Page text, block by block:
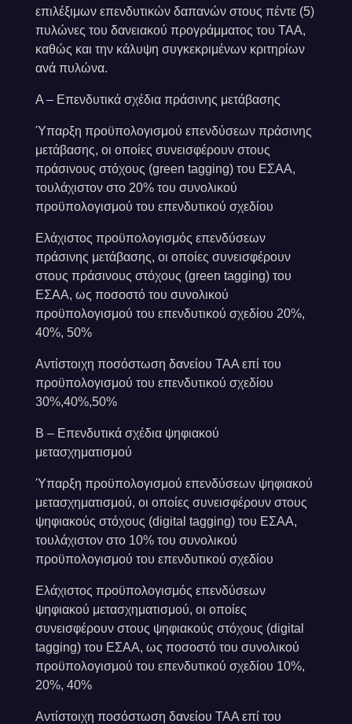
επιλέξιμων επενδυτικών δαπανών στους πέντε (5)
πυλώνες του δανειακού προγράμματος του ΤΑΑ,
καθώς και την κάλυψη συγκεκριμένων κριτηρίων
ανά πυλώνα.
Α – Επενδυτικά σχέδια πράσινης μετάβασης
Ύπαρξη προϋπολογισμού επενδύσεων πράσινης
μετάβασης, οι οποίες συνεισφέρουν στους
πράσινους στόχους (green tagging) του ΕΣΑΑ,
τουλάχιστον στο 20% του συνολικού
προϋπολογισμού του επενδυτικού σχεδίου
Ελάχιστος προϋπολογισμός επενδύσεων
πράσινης μετάβασης, οι οποίες συνεισφέρουν
στους πράσινους στόχους (green tagging) του
ΕΣΑΑ, ως ποσοστό του συνολικού
προϋπολογισμού του επενδυτικού σχεδίου 20%,
40%, 50%
Αντίστοιχη ποσόστωση δανείου ΤΑΑ επί του
προϋπολογισμού του επενδυτικού σχεδίου
30%,40%,50%
Β – Επενδυτικά σχέδια ψηφιακού
μετασχηματισμού
Ύπαρξη προϋπολογισμού επενδύσεων ψηφιακού
μετασχηματισμού, οι οποίες συνεισφέρουν στους
ψηφιακούς στόχους (digital tagging) του ΕΣΑΑ,
τουλάχιστον στο 10% του συνολικού
προϋπολογισμού του επενδυτικού σχεδίου
Ελάχιστος προϋπολογισμός επενδύσεων
ψηφιακού μετασχηματισμού, οι οποίες
συνεισφέρουν στους ψηφιακούς στόχους (digital
tagging) του ΕΣΑΑ, ως ποσοστό του συνολικού
προϋπολογισμού του επενδυτικού σχεδίου 10%,
20%, 40%
Αντίστοιχη ποσόστωση δανείου ΤΑΑ επί του